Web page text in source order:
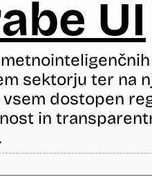
UI
sektorju ter na
dostopen
in